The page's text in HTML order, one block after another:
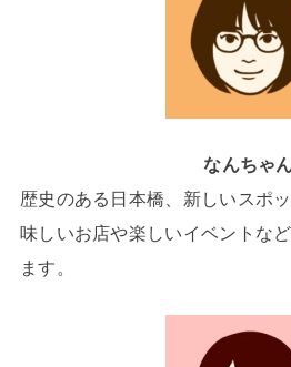
なんちゃ
歴史のある日本橋、新しいスポ
味しいお店や楽しいイベントな
ます。